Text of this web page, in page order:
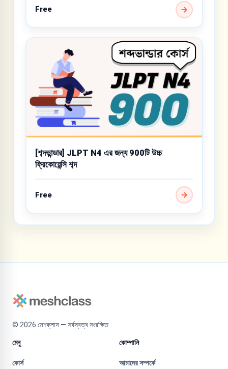
Free
[শব্দভান্ডার] JLPT N4 এর জন্য 900টি উচ্চ
ফ্রিকোয়েন্সি শব্দ
Free
© 2026 মেশক্লাস — সর্বস্বত্ব সংরক্ষিত
মেনু
কোর্স
কোম্পানি
আমাদের সম্পর্কে